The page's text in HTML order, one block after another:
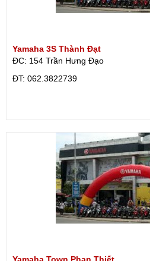
Yamaha 3S Thành Đạt
ĐC: 154 Trần Hưng Đạo
ÐT: 062.3822739